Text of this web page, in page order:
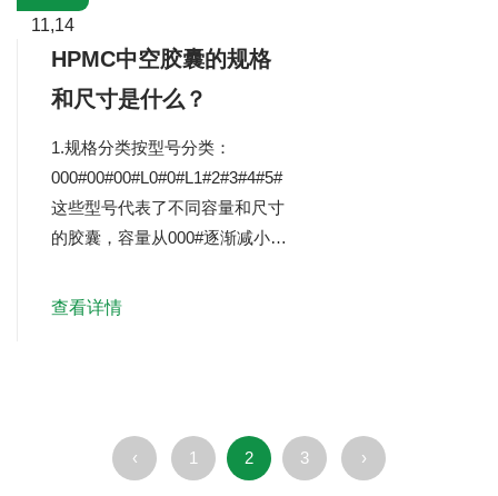
度和pH值的水中，观察并记录其
溶解时间和溶解状态。溶解效
11,14
HPMC中空胶囊的规格
和尺寸是什么？
1.规格分类按型号分类：
000#00#00#L0#0#L1#2#3#4#5#
这些型号代表了不同容量和尺寸
的胶囊，容量从000#逐渐减小到
部分都不含遮光剂，适用于对光
光敏感的药物。按颜色分类：着
色：可以根据需要添加不同的食
查看详情
‹ 1 2 3 ›